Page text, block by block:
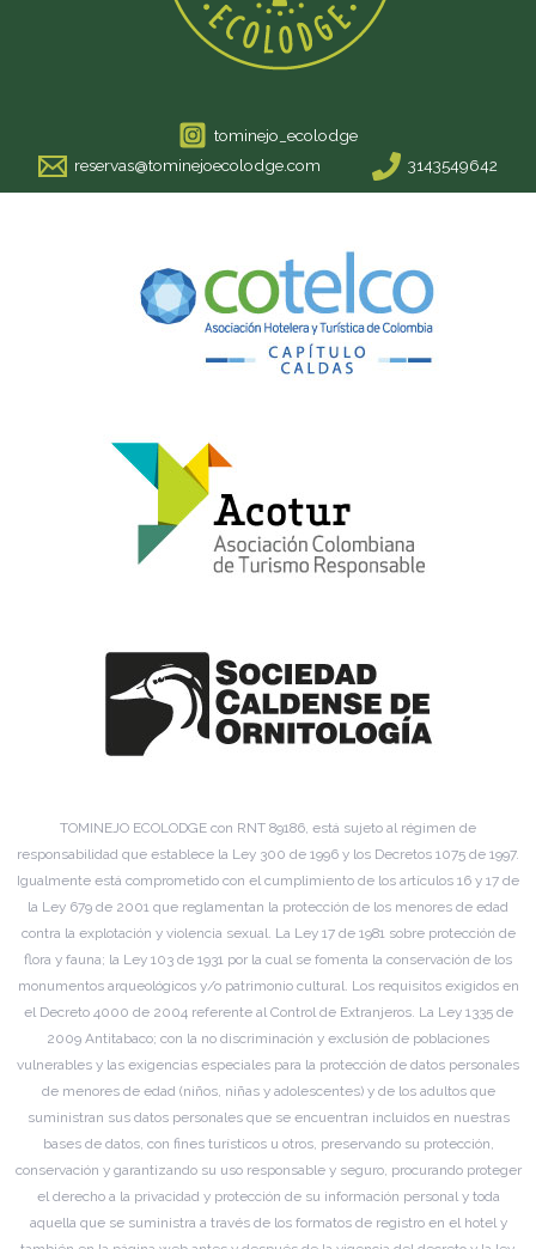
tominejo_ecolodge
reservas@tominejoecolodge.com
3143549642
TOMINEJO ECOLODGE con RNT 89186, está sujeto al régimen de
responsabilidad que establece la Ley 300 de 1996 y los Decretos 1075 de 1997.
Igualmente está comprometido con el cumplimiento de los artículos 16 y 17 de
la Ley 679 de 2001 que reglamentan la protección de los menores de edad
contra la explotación y violencia sexual. La Ley 17 de 1981 sobre protección de
flora y fauna; la Ley 103 de 1931 por la cual se fomenta la conservación de los
monumentos arqueológicos y/o patrimonio cultural. Los requisitos exigidos en
el Decreto 4000 de 2004 referente al Control de Extranjeros. La Ley 1335 de
2009 Antitabaco; con la no discriminación y exclusión de poblaciones
vulnerables y las exigencias especiales para la protección de datos personales
de menores de edad (niños, niñas y adolescentes) y de los adultos que
suministran sus datos personales que se encuentran incluidos en nuestras
bases de datos, con fines turísticos u otros, preservando su protección,
conservación y garantizando su uso responsable y seguro, procurando proteger
el derecho a la privacidad y protección de su información personal y toda
aquella que se suministra a través de los formatos de registro en el hotel y